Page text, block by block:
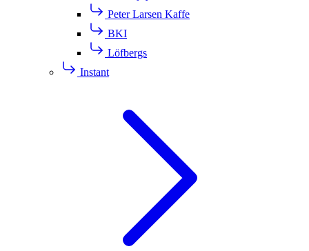
Peter Larsen Kaffe
BKI
Löfbergs
Instant